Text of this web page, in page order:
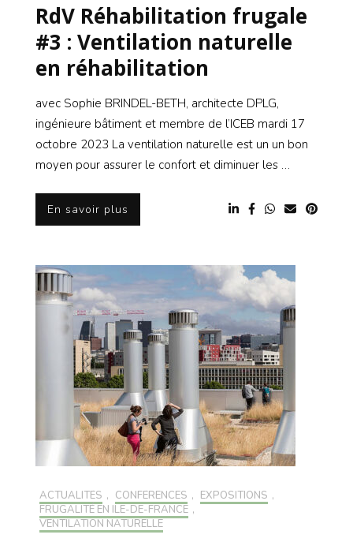
RdV Réhabilitation frugale
#3 : Ventilation naturelle
en réhabilitation
avec Sophie BRINDEL-BETH, architecte DPLG,
ingénieure bâtiment et membre de l’ICEB mardi 17
octobre 2023 La ventilation naturelle est un un bon
moyen pour assurer le confort et diminuer les …
En savoir plus
ACTUALITÉS , CONFÉRENCES , EXPOSITIONS ,
FRUGALITÉ EN ILE-DE-FRANCE ,
VENTILATION NATURELLE